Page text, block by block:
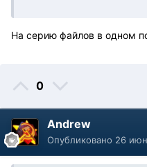
На серию файлов в одном
0
Andrew
Опубликовано 26